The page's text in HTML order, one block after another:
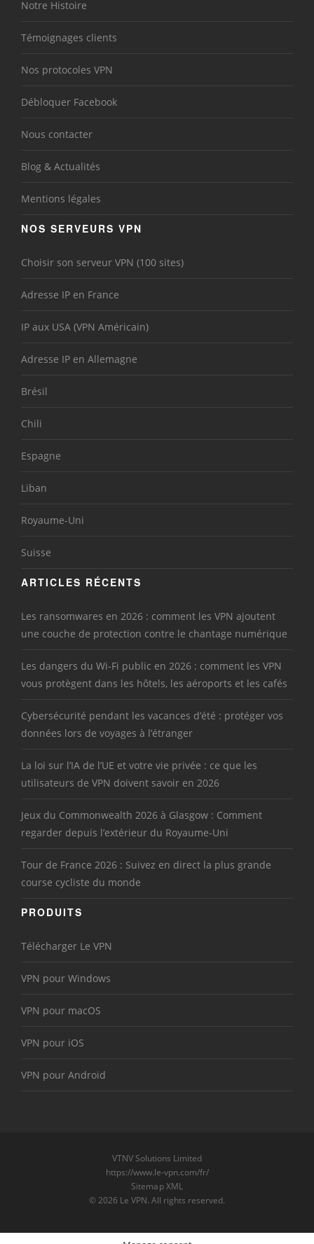
Notre Histoire
Témoignages clients
Nos protocoles VPN
Débloquer Facebook
Nous contacter
Blog & Actualités
Mentions légales
NOS SERVEURS VPN
Choisir son serveur VPN (100 sites)
Adresse IP en France
IP aux USA (VPN Américain)
Adresse IP en Allemagne
Brésil
Chili
Espagne
Liban
Royaume-Uni
Suisse
ARTICLES RÉCENTS
Les ransomwares en 2026 : comment les VPN ajoutent
une couche de protection contre le chantage numérique
Les dangers du Wi-Fi public en 2026 : comment les VPN
vous protègent dans les hôtels, les aéroports et les cafés
Cybersécurité pendant les vacances d’été : protéger vos
données lors de voyages à l’étranger
La loi sur l’IA de l’UE et votre vie privée : ce que les
utilisateurs de VPN doivent savoir en 2026
Jeux du Commonwealth 2026 à Glasgow : Comment
regarder depuis l’extérieur du Royaume-Uni
Tour de France 2026 : Suivez en direct la plus grande
course cycliste du monde
PRODUITS
Télécharger Le VPN
VPN pour Windows
VPN pour macOS
VPN pour iOS
VPN pour Android
VTNV Solutions Limited
https://www.le-vpn.com/fr/
Sitemap XML
© 2026 Le VPN. All rights reserved.